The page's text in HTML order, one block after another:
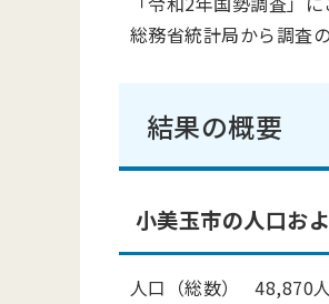
総務省統計局から調査
結果の概要
小美玉市の人口お
人口（総数） 48,870人